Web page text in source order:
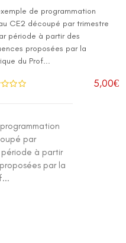
de programmation
CE2 découpé par trimestre
période à partir des
proposées par la
du Prof...
5,00€
par
à partir
par la